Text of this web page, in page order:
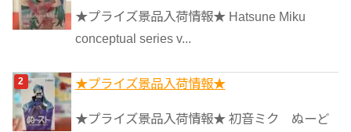
リ
ー
★プライズ景品入荷情報★ Hatsune Miku
conceptual series v...
★プライズ景品入荷情報★
★プライズ景品入荷情報★ 初音ミク ぬーど